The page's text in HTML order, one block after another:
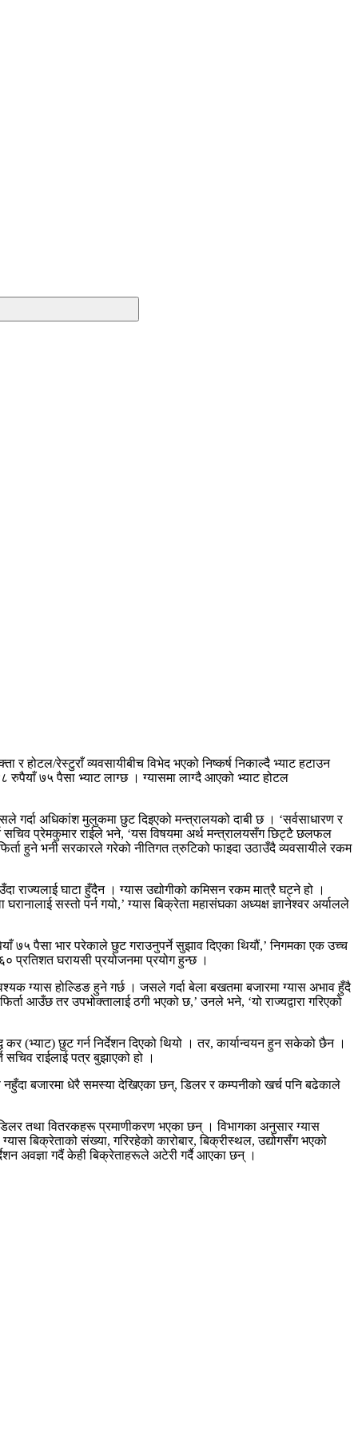
होटल/रेस्टुराँ व्यवसायीबीच विभेद भएको निष्कर्ष निकाल्दै भ्याट हटाउन
७५ पैसा भ्याट लाग्छ । ग्यासमा लाग्दै आएको भ्याट होटल
गर्दा अधिकांश मुलुकमा छुट दिइएको मन्त्रालयको दाबी छ । ‘सर्वसाधारण र
सचिव प्रेमकुमार राईले भने, ‘यस विषयमा अर्थ मन्त्रालयसँग छिट्टै छलफल
हुने भनी सरकारले गरेको नीतिगत त्रुटिको फाइदा उठाउँदै व्यवसायीले रकम
घाटा हुँदैन । ग्यास उद्योगीको कमिसन रकम मात्रै घट्ने हो ।
सस्तो पर्न गयो,’ ग्यास बिक्रेता महासंघका अध्यक्ष ज्ञानेश्वर अर्यालले
७५ पैसा भार परेकाले छुट गराउनुपर्ने सुझाव दिएका थियौं,’ निगमका एक उच्च
प्रतिशत घरायसी प्रयोजनमा प्रयोग हुन्छ ।
ग्यास होल्डिङ हुने गर्छ । जसले गर्दा बेला बखतमा बजारमा ग्यास अभाव हुँदै
आउँछ तर उपभोक्तालाई ठगी भएको छ,’ उनले भने, ‘यो राज्यद्वारा गरिएको
कर (भ्याट) छुट गर्न निर्देशन दिएको थियो । तर, कार्यान्वयन हुन सकेको छैन ।
राईलाई पत्र बुझाएको हो ।
नहुँदा बजारमा धेरै समस्या देखिएका छन्, डिलर र कम्पनीको खर्च पनि बढेकाले
डिलर तथा वितरकहरू प्रमाणीकरण भएका छन् । विभागका अनुसार ग्यास
बिक्रेताको संख्या, गरिरहेको कारोबार, बिक्रीस्थल, उद्योगसँग भएको
अवज्ञा गदैं केही बिक्रेताहरूले अटेरी गर्दै आएका छन् ।